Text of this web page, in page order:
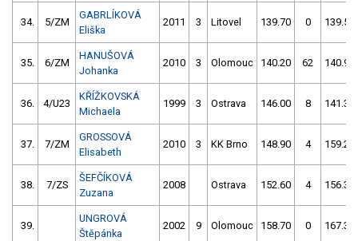
34. 5/ZM
GABRLÍKOVÁ
Eliška
2011 3 Litovel 139.70 0 139.50
35. 6/ZM
HANUŠOVÁ
Johanka
2010 3 Olomouc 140.20 62 140.90
36. 4/U23
KŘÍŽKOVSKÁ
Michaela
1999 3 Ostrava 146.00 8 141.30
37. 7/ZM
GROSSOVÁ
Elisabeth
2010 3 KK Brno 148.90 4 159.20
38. 7/ZS
ŠEFČÍKOVÁ
Zuzana
2008 Ostrava 152.60 4 156.30
39.
UNGROVÁ
Štěpánka
2002 9 Olomouc 158.70 0 167.30